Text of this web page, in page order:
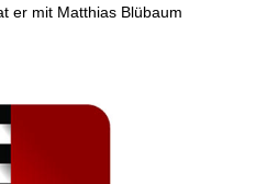
er mit Matthias Blübaum